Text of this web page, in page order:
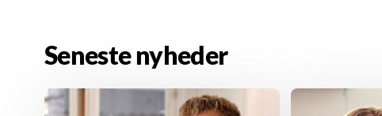
Seneste nyheder